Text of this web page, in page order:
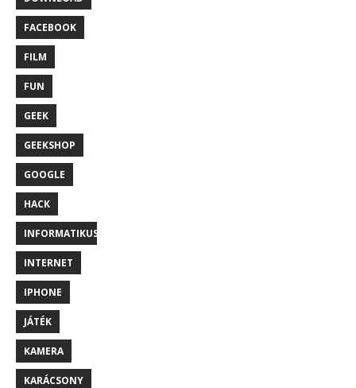
FACEBOOK
FILM
FUN
GEEK
GEEKSHOP
GOOGLE
HACK
INFORMATIKUS
INTERNET
IPHONE
JÁTÉK
KAMERA
KARÁCSONY